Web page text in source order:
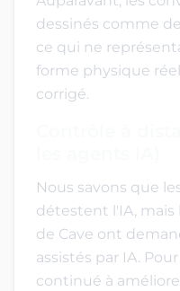
dessinés comme
ce qui ne
forme physique
corrigé.
Nous savons que
détestent l'IA,
de Cave ont
assistés par IA.
continué à